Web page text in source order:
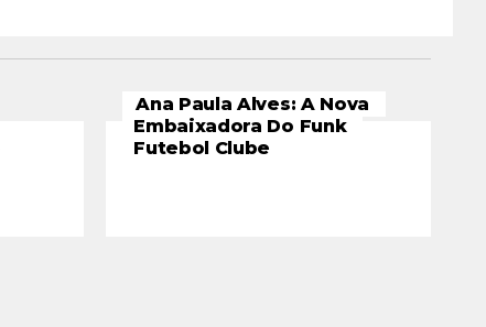
Ana Paula Alves: A Nova
Embaixadora Do Funk
Futebol Clube